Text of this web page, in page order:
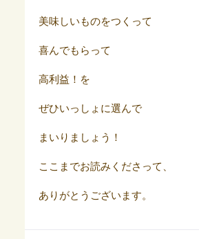
美味しいものをつくって
喜んでもらって
高利益！を
ぜひいっしょに選んで
まいりましょう！
ここまでお読みくださって、
ありがとうございます。